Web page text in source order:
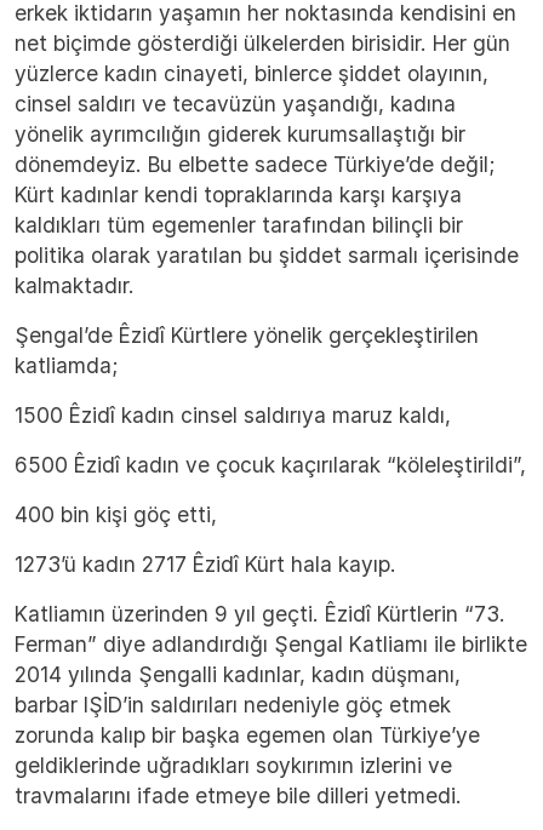
erkek iktidarın yaşamın her noktasında kendisini en
net biçimde gösterdiği ülkelerden birisidir. Her gün
yüzlerce kadın cinayeti, binlerce şiddet olayının,
cinsel saldırı ve tecavüzün yaşandığı, kadına
yönelik ayrımcılığın giderek kurumsallaştığı bir
dönemdeyiz. Bu elbette sadece Türkiye’de değil;
Kürt kadınlar kendi topraklarında karşı karşıya
kaldıkları tüm egemenler tarafından bilinçli bir
politika olarak yaratılan bu şiddet sarmalı içerisinde
kalmaktadır.
Şengal’de Êzidî Kürtlere yönelik gerçekleştirilen
katliamda;
1500 Êzidî kadın cinsel saldırıya maruz kaldı,
6500 Êzidî kadın ve çocuk kaçırılarak “köleleştirildi”,
400 bin kişi göç etti,
1273’ü kadın 2717 Êzidî Kürt hala kayıp.
Katliamın üzerinden 9 yıl geçti. Êzidî Kürtlerin “73.
Ferman” diye adlandırdığı Şengal Katliamı ile birlikte
2014 yılında Şengalli kadınlar, kadın düşmanı,
barbar IŞİD’in saldırıları nedeniyle göç etmek
zorunda kalıp bir başka egemen olan Türkiye’ye
geldiklerinde uğradıkları soykırımın izlerini ve
travmalarını ifade etmeye bile dilleri yetmedi.